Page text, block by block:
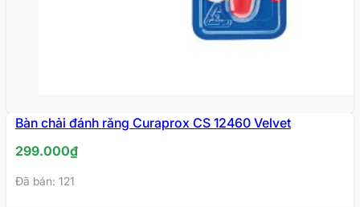
Bàn chải đánh răng Curaprox CS 12460 Velvet
299.000₫
Đã bán: 121